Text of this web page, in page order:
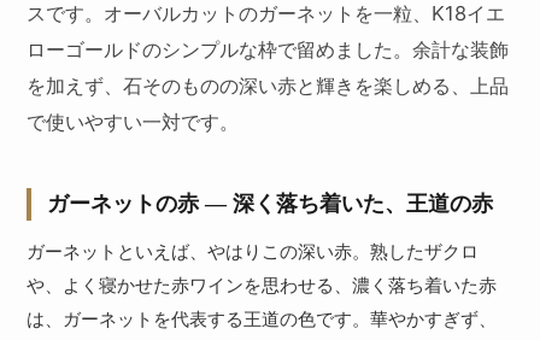
スです。オーバルカットのガーネットを一粒、K18イエ
ローゴールドのシンプルな枠で留めました。余計な装飾
を加えず、石そのものの深い赤と輝きを楽しめる、上品
で使いやすい一対です。
ガーネットの赤 ― 深く落ち着いた、王道の赤
ガーネットといえば、やはりこの深い赤。熟したザクロ
や、よく寝かせた赤ワインを思わせる、濃く落ち着いた赤
は、ガーネットを代表する王道の色です。華やかすぎず、